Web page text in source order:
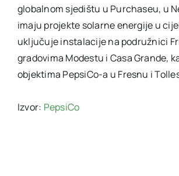
globalnom sjedištu u Purchaseu, u
imaju projekte solarne energije u
uključuje instalacije na podružnici
gradovima Modestu i Casa Grande,
objektima PepsiCo-a u Fresnu i
Izvor: PepsiCo